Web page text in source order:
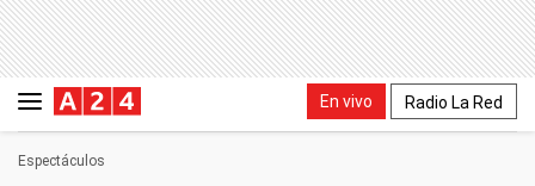
En vivo Radio La Red
Espectáculos